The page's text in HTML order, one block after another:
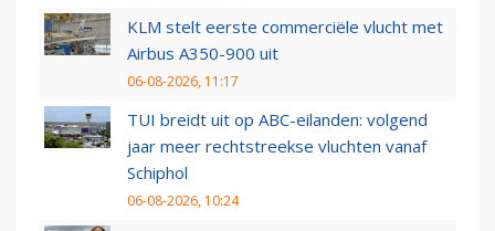
KLM stelt eerste commerciële vlucht met
Airbus A350-900 uit
06-08-2026, 11:17
TUI breidt uit op ABC-eilanden: volgend
jaar meer rechtstreekse vluchten vanaf
Schiphol
06-08-2026, 10:24